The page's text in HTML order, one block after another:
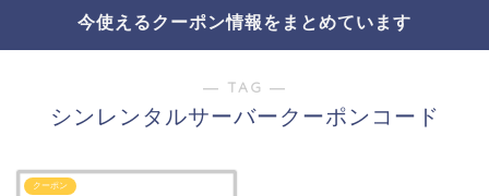
今使えるクーポン情報をまとめています
― TAG ―
シンレンタルサーバークーポンコード
クーポン